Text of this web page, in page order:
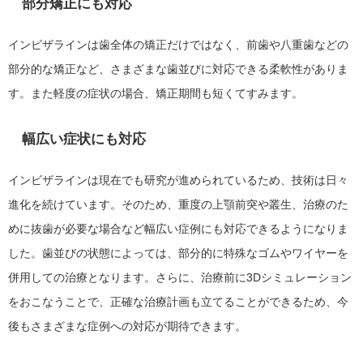
部分矯正にも対応
インビザラインは歯全体の矯正だけではなく、前歯や八重歯などの
部分的な矯正など、さまざまな歯並びに対応できる柔軟性がありま
す。また軽度の症状の場合、矯正期間も短くてすみます。
幅広い症状にも対応
インビザラインは現在でも研究が進められているため、技術は日々
進化を続けています。そのため、重度の上顎前突や叢生、治療のた
めに抜歯が必要な場合など幅広い症例にも対応できるようになりま
した。歯並びの状態によっては、部分的に特殊なゴムやワイヤーを
併用しての治療となります。さらに、治療前に3Dシミュレーション
をおこなうことで、正確な治療計画も立てることができるため、今
後もさまざまな症例への対応が期待できます。